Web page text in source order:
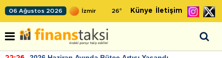
06 Ağustos 2026 26° Künye İletişim